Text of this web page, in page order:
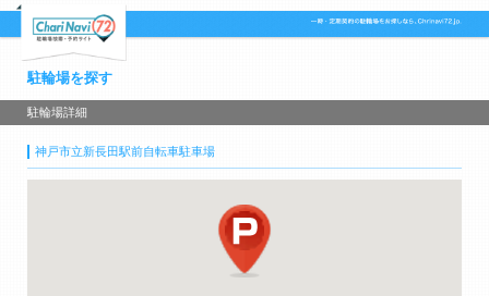
駐輪場を探す
駐輪場詳細
神戸市立新長田駅前自転車駐車場